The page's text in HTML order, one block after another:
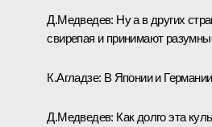
Д.Медведев: Ну а в других
свирепая и принимают
К.Агладзе: В Японии и
Д.Медведев: Как долго эта